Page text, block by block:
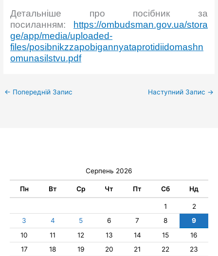
Детальніше про посібник за
посиланням: https://ombudsman.gov.ua/stora
ge/app/media/uploaded-
files/posibnikzzapobigannyataprotidiidomashn
omunasilstvu.pdf
← Попередній Запис Наступний Запис →
Серпень 2026
Пн Вт Ср Чт Пт Сб Нд
1
2
3
4 5 6 7 8
9
10
11 12 13 14 15
16
17
18 19 20 21 22
23